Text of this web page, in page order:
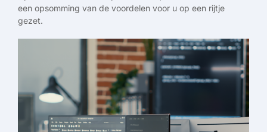
een opsomming van de voordelen voor u op een rijtje
gezet.